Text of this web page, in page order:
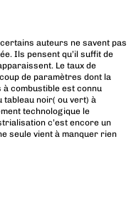
auteurs ne savent pas
Ils pensent qu’il suffit de
Le taux de
de paramètres dont la
combustible est connu
tableau noir( ou vert) à
technologique le
c’est encore un
seule vient à manquer rien